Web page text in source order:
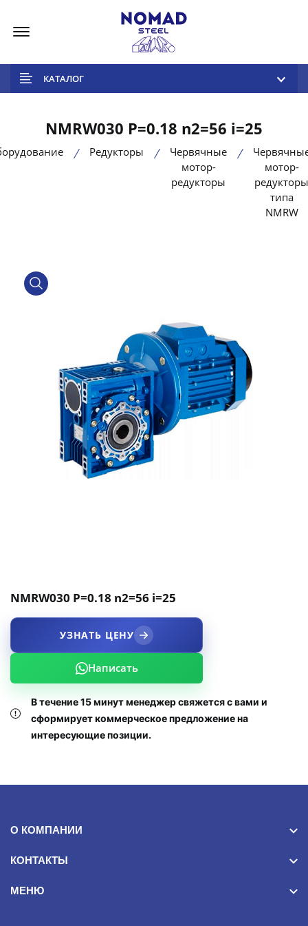
КАТАЛОГ
NMRW030 P=0.18 n2=56 i=25
Редукторы
Червячные
мотор-
редукторы
мотор-
редукторы
типа
NMRW
product view
NMRW030 P=0.18 n2=56 i=25
УЗНАТЬ ЦЕНУ
Написать
В течение 15 минут менеджер свяжется с вами и
сформирует коммерческое предложение на
интересующие позиции.
О КОМПАНИИ
КОНТАКТЫ
МЕНЮ